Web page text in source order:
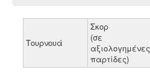
Τουρνουά
Σκορ
(σε
αξιολογημένες
παρτίδες)